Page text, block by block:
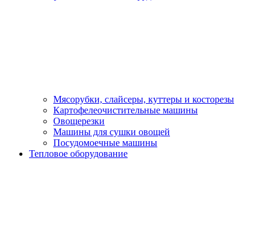
Мясорубки, слайсеры, куттеры и косторезы
Картофелеочистительные машины
Овощерезки
Машины для сушки овощей
Посудомоечные машины
Тепловое оборудование